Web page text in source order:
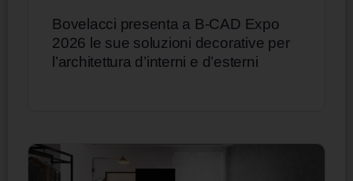
Bovelacci presenta a B-CAD Expo
2026 le sue soluzioni decorative per
l’architettura d’interni e d’esterni